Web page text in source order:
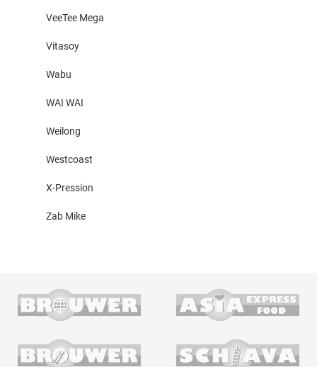
VeeTee Mega
Vitasoy
Wabu
WAI WAI
Weilong
Westcoast
X-Pression
Zab Mike